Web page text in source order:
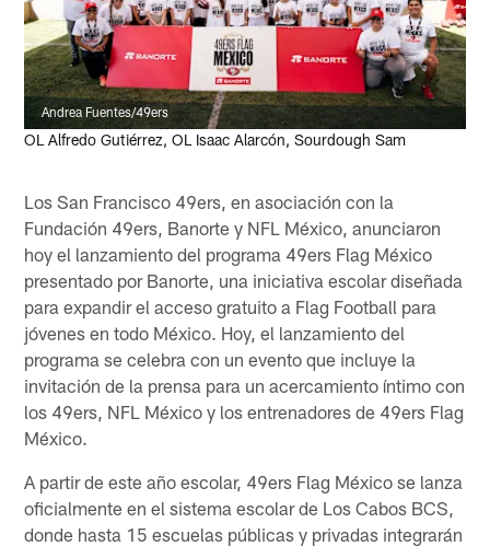
Andrea Fuentes/49ers
OL Alfredo Gutiérrez, OL Isaac Alarcón, Sourdough Sam
Los San Francisco 49ers, en asociación con la
Fundación 49ers, Banorte y NFL México, anunciaron
hoy el lanzamiento del programa 49ers Flag México
presentado por Banorte, una iniciativa escolar diseñada
para expandir el acceso gratuito a Flag Football para
jóvenes en todo México. Hoy, el lanzamiento del
programa se celebra con un evento que incluye la
invitación de la prensa para un acercamiento íntimo con
los 49ers, NFL México y los entrenadores de 49ers Flag
México.
A partir de este año escolar, 49ers Flag México se lanza
oficialmente en el sistema escolar de Los Cabos BCS,
donde hasta 15 escuelas públicas y privadas integrarán